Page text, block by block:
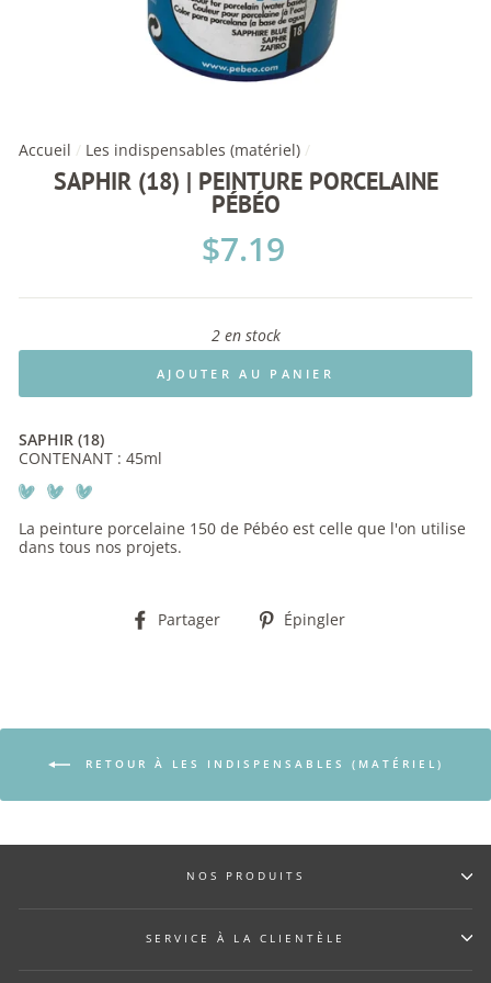
Accueil / Les indispensables (matériel) /
SAPHIR (18) | PEINTURE PORCELAINE
PÉBÉO
Prix
régulier
$7.19
2 en stock
AJOUTER AU PANIER
SAPHIR (18)
CONTENANT : 45ml
La peinture porcelaine 150 de Pébéo est celle que l'on utilise
dans tous nos projets.
Partager
PartagerÉpingler
RETOUR À LES INDISPENSABLES (MATÉRIEL)
NOS PRODUITS
SERVICE À LA CLIENTÈLE